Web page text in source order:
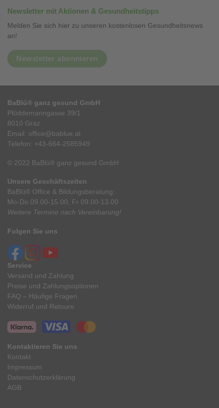
Newsletter mit Aktionen & Gesundheitstipps
Melden Sie sich hier zu unseren kostenlosen Gesundheitsnews
an!
Newsletter abonnieren
BaBlü® ganz gesund GmbH
Plüddemanngasse 39/1
8010 Graz
Email: office@bablue.at
Telefon: +43-664-2585949
© 2022 BaBlü® ganz gesund GmbH
Unsere Geschäftszeiten
BaBlü® Office & Bildungsberatung:
Mo-Do 09.00-15.00, Fr 09.00-13.00
Weitere Termine nach Vereinbarung!
Folgen Sie uns
Service
Versand und Zahlung
Preise und Zahlungsoptionen
FAQ – Häufige Fragen
Widerruf und Retoure
Kontaktieren Sie uns
Kontakt
Impressum
Datenschutzerklärung
AGB